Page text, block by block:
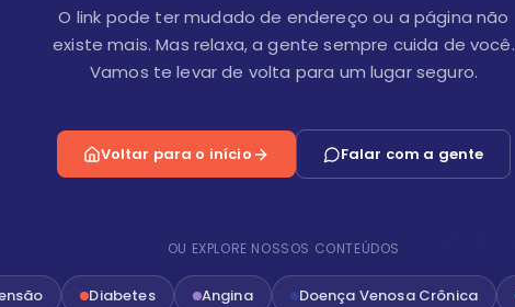
O link pode ter mudado de endereço ou a página não
existe mais. Mas relaxa, a gente sempre cuida de você.
Vamos te levar de volta para um lugar seguro.
Voltar para o início Falar com a gente
OU EXPLORE NOSSOS CONTEÚDOS
Diabetes Angina Doença Venosa Crônica